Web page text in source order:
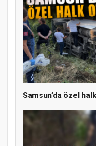
Samsun’da özel